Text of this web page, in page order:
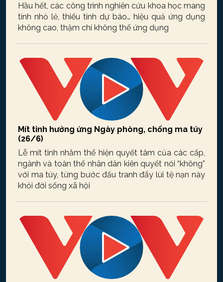
Hầu hết, các công trình nghiên cứu khoa học mang
tính nhỏ lẻ, thiếu tính dự báo… hiệu quả ứng dụng
không cao, thậm chí không thể ứng dụng
Mít tinh hưởng ứng Ngày phòng, chống ma túy
(26/6)
Lễ mít tinh nhằm thể hiện quyết tâm của các cấp,
ngành và toàn thể nhân dân kiên quyết nói “không”
với ma túy, từng bước đấu tranh đẩy lùi tệ nạn này
khỏi đời sống xã hội